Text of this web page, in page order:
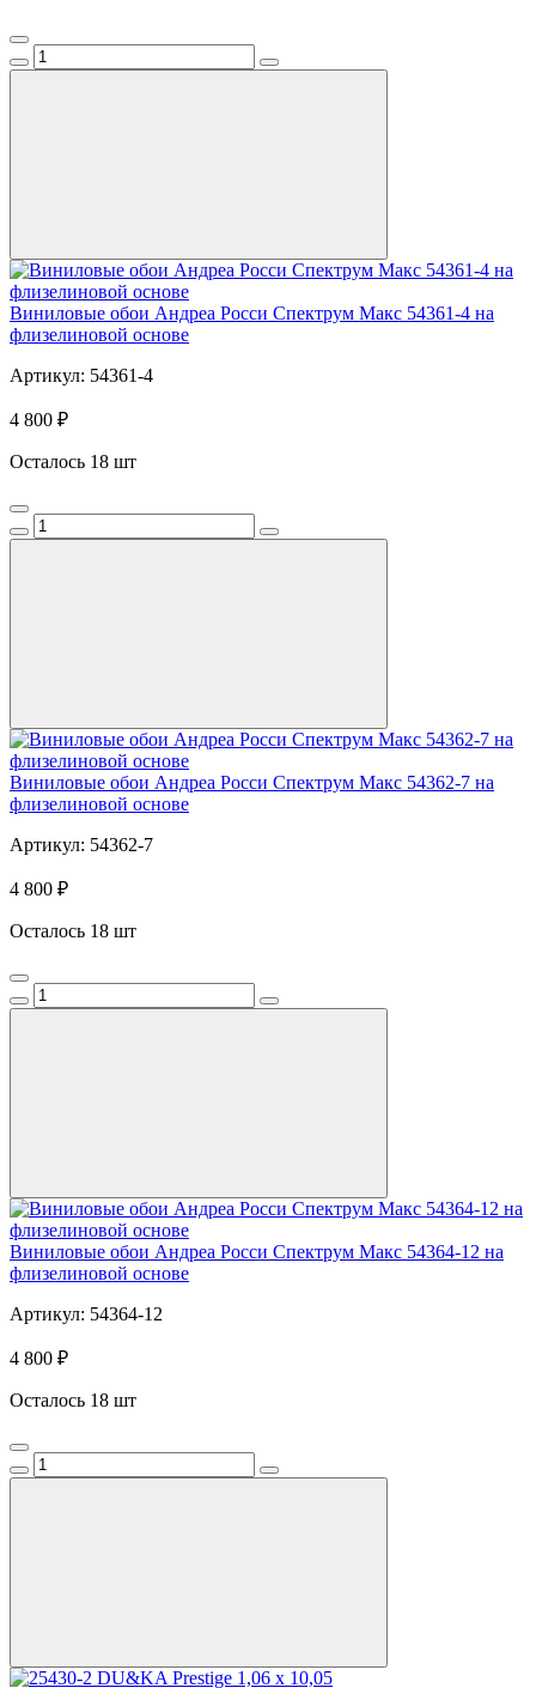
Виниловые обои Андреа Росси Спектрум Макс 54361-4 на
флизелиновой основе
Артикул: 54361-4
4 800 ₽
Осталось 18 шт
Виниловые обои Андреа Росси Спектрум Макс 54362-7 на
флизелиновой основе
Артикул: 54362-7
4 800 ₽
Осталось 18 шт
Виниловые обои Андреа Росси Спектрум Макс 54364-12 на
флизелиновой основе
Артикул: 54364-12
4 800 ₽
Осталось 18 шт